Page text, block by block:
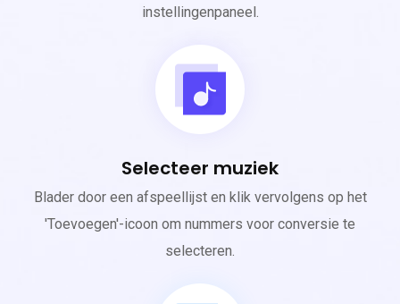
instellingenpaneel.
Selecteer muziek
Blader door een afspeellijst en klik vervolgens op het
'Toevoegen'-icoon om nummers voor conversie te
selecteren.